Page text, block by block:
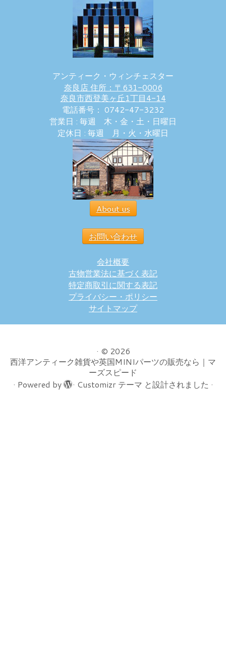
アンティーク・ウィンチェスター
奈良店 住所：〒631-0006
奈良市西登美ヶ丘1丁目4-14
電話番号： 0742-47-3232
営業日 : 毎週 木・金・土・日曜日
定休日 : 毎週 月・火・水曜日
About us
お問い合わせ
会社概要
古物営業法に基づく表記
特定商取引に関する表記
プライバシー・ポリシー
サイトマップ
· © 2026
西洋アンティーク雑貨や英国MINIパーツの販売なら｜マ
ーズスピード
· Powered by · Customizr テーマ と設計されました ·